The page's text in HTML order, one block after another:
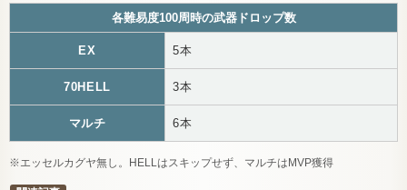
各難易度100周時の武器ドロップ数
EX 5本
70HELL 3本
マルチ 6本
※エッセルカグヤ無し。HELLはスキップせず、マルチはMVP獲得